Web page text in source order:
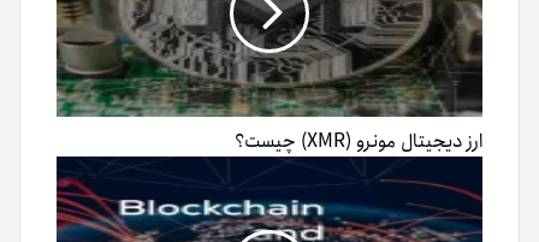
ارز دیجیتال مونرو (XMR)‌ چیست؟